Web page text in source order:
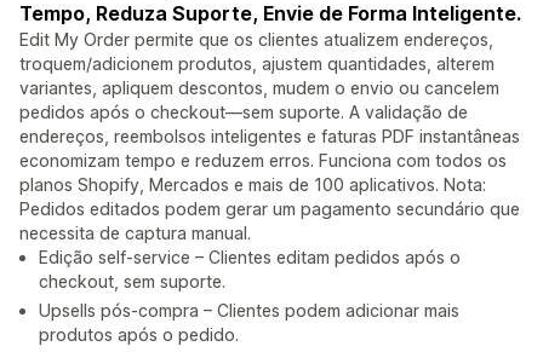
Tempo, Reduza Suporte, Envie de Forma Inteligente.
Edit My Order permite que os clientes atualizem endereços,
troquem/adicionem produtos, ajustem quantidades, alterem
variantes, apliquem descontos, mudem o envio ou cancelem
pedidos após o checkout—sem suporte. A validação de
endereços, reembolsos inteligentes e faturas PDF instantâneas
economizam tempo e reduzem erros. Funciona com todos os
planos Shopify, Mercados e mais de 100 aplicativos. Nota:
Pedidos editados podem gerar um pagamento secundário que
necessita de captura manual.
Edição self-service – Clientes editam pedidos após o
checkout, sem suporte.
Upsells pós-compra – Clientes podem adicionar mais
produtos após o pedido.